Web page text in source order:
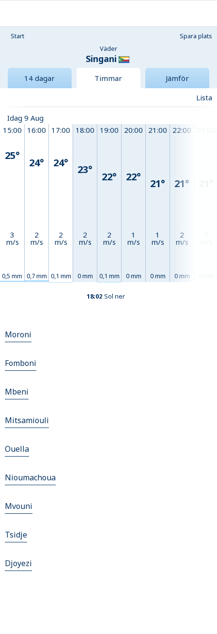
Start
Spara plats
Väder
Singani
14 dagar Timmar
Jämför
Lista
Idag 9 Aug
15:00
25°
3
m/s
0,5 mm
16:00
24°
2
m/s
0,7 mm
17:00
24°
2
m/s
0,1 mm
18:00
23°
2
m/s
0 mm
19:00
22°
2
m/s
0,1 mm
20:00
22°
1
m/s
0 mm
21:00
21°
1
m/s
0 mm
22:00
21°
2
m/s
0 mm
18:02 Sol ner
Moroni
Fomboni
Mbeni
Mitsamiouli
Ouella
Nioumachoua
Mvouni
Tsidje
Djoyezi